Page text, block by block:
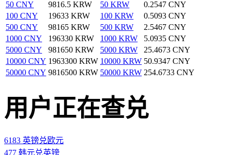
50 CNY
9816.5 KRW 50 KRW
0.2547 CNY
100 CNY
19633 KRW 100 KRW
0.5093 CNY
500 CNY
98165 KRW 500 KRW
2.5467 CNY
1000 CNY
196330 KRW 1000 KRW
5.0935 CNY
5000 CNY
981650 KRW 5000 KRW
25.4673 CNY
10000 CNY 1963300 KRW 10000 KRW 50.9347 CNY
50000 CNY 9816500 KRW 50000 KRW 254.6733 CNY
用户正在查兑
6183 英镑兑欧元
477 韩元兑英镑